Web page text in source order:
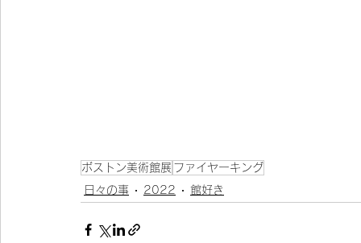
ボストン美術館展 ファイヤーキング
日々の事
2022 館好き